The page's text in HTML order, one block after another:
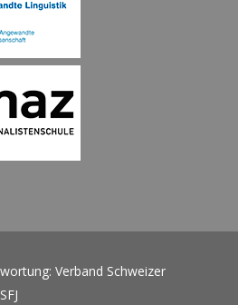
Verband Schweizer